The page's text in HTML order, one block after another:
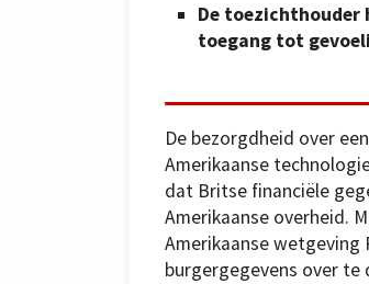
De
toegang tot
De bezorgdheid over
Amerikaanse
dat Britse financiële
Amerikaanse overheid.
Amerikaanse wetgeving
burgergegevens over te